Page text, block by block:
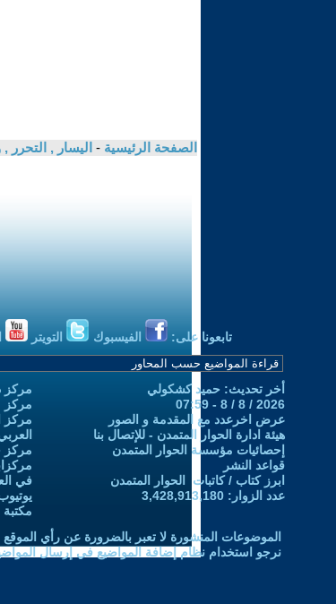
الصفحة الرئيسية - اليسار , التحرر
تابعونا على: الفيسبوك التويتر
أخر تحديث: حميد كشكولي
2026 / 8 / 8 - 07:59
عرض اخرعدد مع المقدمة و الصور
هيئة ادارة الحوار المتمدن - للإتصال بنا
إحصائيات مؤسسة الحوار المتمدن
قواعد النشر
ابرز كتاب / كاتبات الحوار المتمدن
عدد الزوار: 3,428,913,180
مركز
مركز
مركز
مركز
في
مكتبة
الموضوعات المنشورة لا تعبر بالضرورة عن رأي الموقع
نرجو استخدام نظام إضافة المواضيع في إرسال